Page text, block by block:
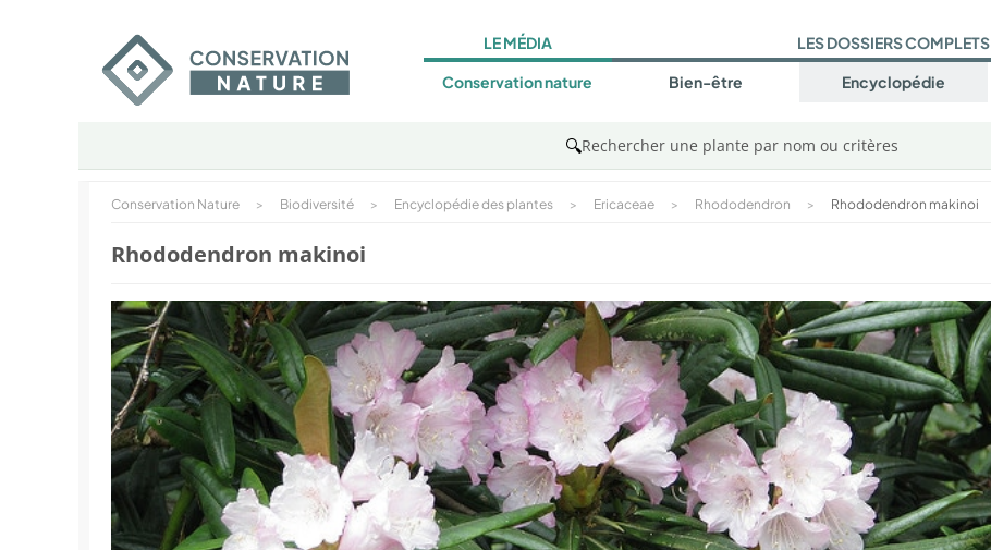
LE MÉDIA
Conservation nature
LES DOSSIERS COMPLETS
Bien-être Encyclopédie
🔍Rechercher une plante par nom ou critères
Conservation Nature > Biodiversité > Encyclopédie des plantes > Ericaceae > Rhododendron > Rhododendron makinoi
Rhododendron makinoi